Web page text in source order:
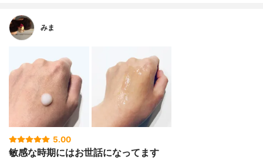
みま
5.00
敏感な時期にはお世話になってます